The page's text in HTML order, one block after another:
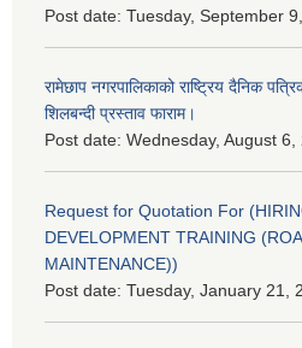
Post date: Tuesday, September
रामेछाप नगरपालिकाको राष्ट्रिय दैनिक
शिलबन्दी प्रस्ताव फाराम।
Post date: Wednesday, August
Request for Quotation For
DEVELOPMENT TRAINING
MAINTENANCE))
Post date: Tuesday, January 21,